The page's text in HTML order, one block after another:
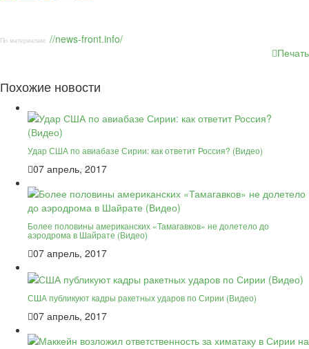
По материалам: //news-front.info/
Печать
Похожие новости
Удар США по авиабазе Сирии: как ответит Россия? (Видео)
07 апрель, 2017
Более половины американских «Тамагавков» не долетело до
аэродрома в Шайрате (Видео)
07 апрель, 2017
США публикуют кадры ракетных ударов по Сирии (Видео)
07 апрель, 2017